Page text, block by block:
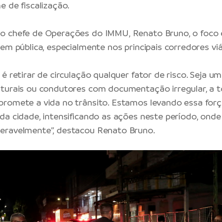
de fiscalização.
chefe de Operações do IMMU, Renato Bruno, o foco
pública, especialmente nos principais corredores
retirar de circulação qualquer fator de risco. Seja
ou condutores com documentação irregular, a
a vida no trânsito. Estamos levando essa
cidade, intensificando as ações neste período,
destacou Renato Bruno.